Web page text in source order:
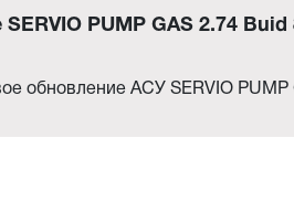
PUMP GAS 2.74 Buid
обновление АСУ SERVIO PUMP